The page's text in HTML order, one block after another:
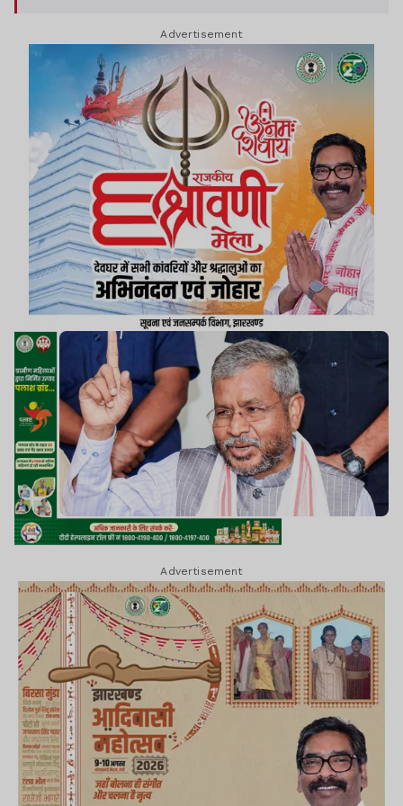
Advertisement
Advertisement